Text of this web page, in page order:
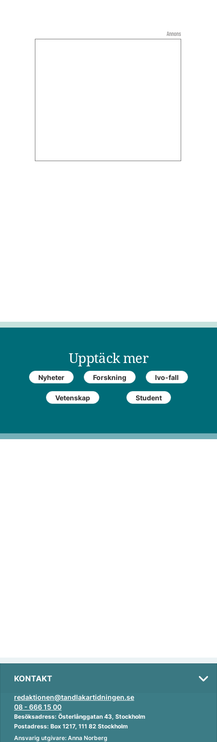
Upptäck mer
Nyheter Forskning Ivo-fall
Vetenskap Student
Annons
KONTAKT
redaktionen@tandlakartidningen.se
08 - 666 15 00
Besöksadress: Österlånggatan 43, Stockholm
Postadress: Box 1217, 111 82 Stockholm
Ansvarig utgivare: Anna Norberg